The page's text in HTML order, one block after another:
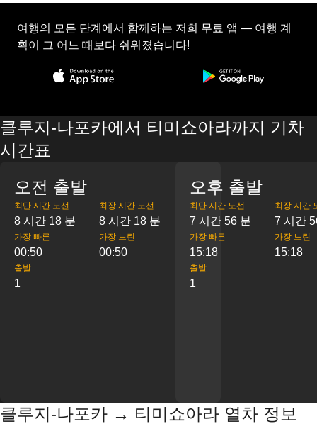
여행의 모든 단계에서 함께하는 저희 무료 앱 — 여행 계
획이 그 어느 때보다 쉬워졌습니다!
클루지-나포카에서 티미쇼아라까지 기차
시간표
오전 출발
최단 시간 노선
8 시간 18 분
최장 시간 노선
8 시간 18 분
가장 빠른
00:50
가장 느린
00:50
출발
1
오후 출발
최단 시간 노선
7 시간 56 분
최장 시간
7 시간
가장 빠른
15:18
가장 느린
15:18
출발
1
클루지-나포카 → 티미쇼아라 열차 정보